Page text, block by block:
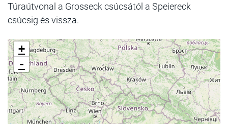
Túraútvonal a Grosseck csúcsától a Speiereck
csúcsig és vissza.
+
-